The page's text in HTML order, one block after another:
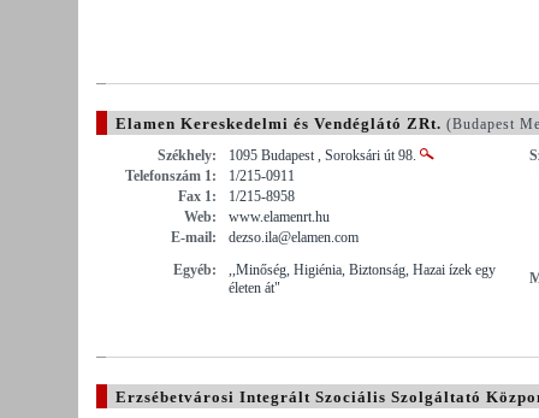
Elamen Kereskedelmi és Vendéglátó ZRt. (Budapest
Székhely:
1095 Budapest , Soroksári út 98.
Telefonszám 1:
1/215-0911
Fax 1:
1/215-8958
Web:
www.elamenrt.hu
E-mail:
dezso.ila@elamen.com
Egyéb:
,,Minőség, Higiénia, Biztonság, Hazai ízek egy
életen át"
Erzsébetvárosi Integrált Szociális Szolgáltató